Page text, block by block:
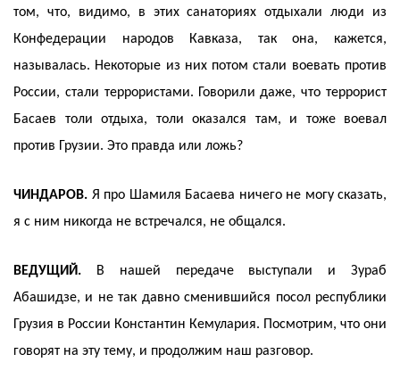
том, что, видимо, в этих санаториях отдыхали люди из
Конфедерации народов Кавказа, так она, кажется,
называлась. Некоторые из них потом стали воевать против
России, стали террористами. Говорили даже, что террорист
Басаев толи отдыха, толи оказался там, и тоже воевал
против Грузии. Это правда или ложь?
ЧИНДАРОВ. Я про Шамиля Басаева ничего не могу сказать,
я с ним никогда не встречался, не общался.
ВЕДУЩИЙ.
В нашей передаче выступали и Зураб
Абашидзе, и не так давно сменившийся посол республики
Грузия в России Константин Кемулария. Посмотрим, что они
говорят на эту тему, и продолжим наш разговор.